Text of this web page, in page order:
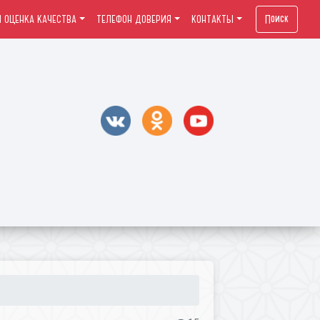
КАЧЕСТВА ТЕЛЕФОН ДОВЕРИЯ КОНТАКТЫ Поиск